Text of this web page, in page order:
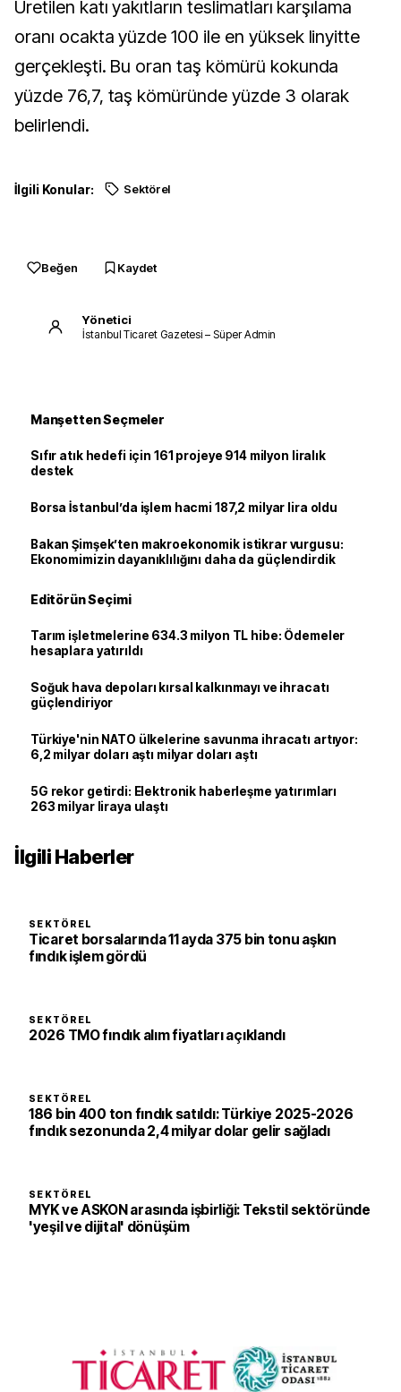
Üretilen katı yakıtların teslimatları karşılama
oranı ocakta yüzde 100 ile en yüksek linyitte
gerçekleşti. Bu oran taş kömürü kokunda
yüzde 76,7, taş kömüründe yüzde 3 olarak
belirlendi.
İlgili Konular: Sektörel
Beğen Kaydet
Yönetici
İstanbul Ticaret Gazetesi – Süper Admin
Manşetten Seçmeler
Sıfır atık hedefi için 161 projeye 914 milyon liralık
destek
Borsa İstanbul’da işlem hacmi 187,2 milyar lira oldu
Bakan Şimşek’ten makroekonomik istikrar vurgusu:
Ekonomimizin dayanıklılığını daha da güçlendirdik
Editörün Seçimi
Tarım işletmelerine 634.3 milyon TL hibe: Ödemeler
hesaplara yatırıldı
Soğuk hava depoları kırsal kalkınmayı ve ihracatı
güçlendiriyor
Türkiye'nin NATO ülkelerine savunma ihracatı artıyor:
6,2 milyar doları aştı milyar doları aştı
5G rekor getirdi: Elektronik haberleşme yatırımları
263 milyar liraya ulaştı
İlgili Haberler
SEKTÖREL
Ticaret borsalarında 11 ayda 375 bin tonu aşkın
fındık işlem gördü
SEKTÖREL
2026 TMO fındık alım fiyatları açıklandı
SEKTÖREL
186 bin 400 ton fındık satıldı: Türkiye 2025-2026
fındık sezonunda 2,4 milyar dolar gelir sağladı
SEKTÖREL
MYK ve ASKON arasında işbirliği: Tekstil sektöründe
'yeşil ve dijital' dönüşüm